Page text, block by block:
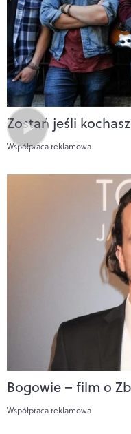
Zostań jeśli
Współpraca reklamowa
Bogowie – film o
Współpraca reklamowa